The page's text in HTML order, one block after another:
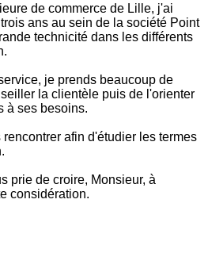
de commerce de Lille, j'ai
ans au sein de la société Point
technicité dans les différents
je prends beaucoup de
la clientèle puis de l'orienter
à ses besoins.
afin d'étudier les termes
prie de croire, Monsieur, à
considération.